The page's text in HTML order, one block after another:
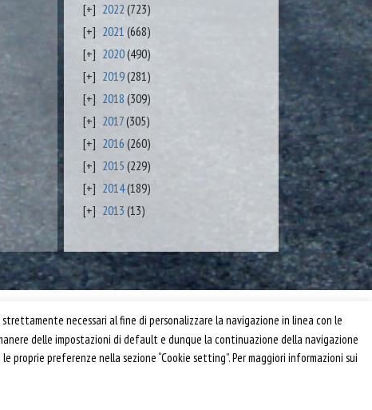
2022 (723)
2021 (668)
2020(490)
2019(281)
2018 (309)
2017(305)
2016 (260)
2015 (229)
2014(189)
2013 (13)
Privacy e Cookie Policy
Informativa
Riferimenti
necessari al fine di personalizzare la navigazione in linea con le
delle impostazioni di default e dunque la continuazione della navigazione
preferenze nella sezione “Cookie setting”. Per maggiori informazioni sui